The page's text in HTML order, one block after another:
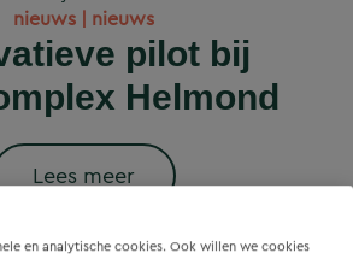
en analytische cookies. Ook willen we cookies
straks
op het
Lees meer
nieuws | nieuws
pilot bij
Helmond
Lees meer
onderzoek
onnodige
van
tunnel
inzicht voor
richting voor
morgen
regie
in
wat betekent
gemeenten?